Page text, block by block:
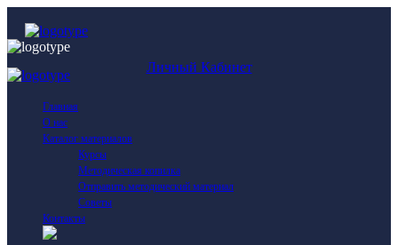
Личный Кабинет
Главная
О нас
Каталог материалов
Курсы
Методическая копилка
Отправить методический материал
Советы
Контакты